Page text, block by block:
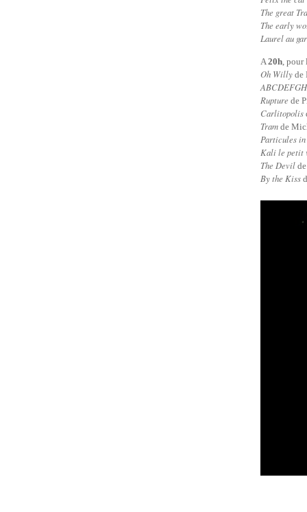
The great
The early
Laurel au
A20h, pour
Oh Willy de
Rupture de
Carlitopolis
Tram de
Particules in
Kali le petit
The Devil
By the Kiss